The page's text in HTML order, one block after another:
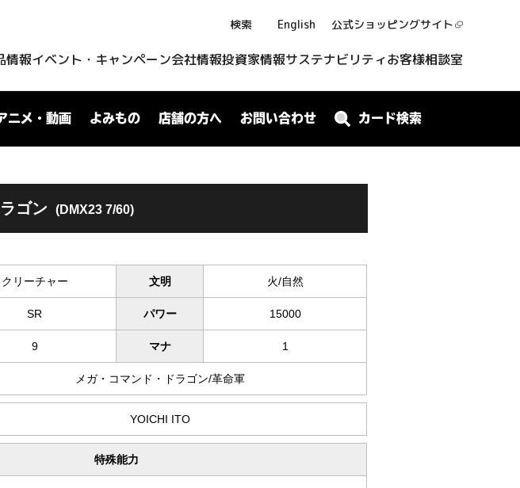
検索 English 公式ショッピングサイト
情報イベント・キャンペーン会社情報投資家情報サステナビリティお客様相談室
ニメ・動画 よみもの 店舗の方へ お問い合わせ カード検索
ゴン (DMX23 7/60)
クリーチャー 文明 火/自然
SR パワー 15000
9 マナ 1
メガ・コマンド・ドラゴン/革命軍
YOICHI ITO
特殊能力